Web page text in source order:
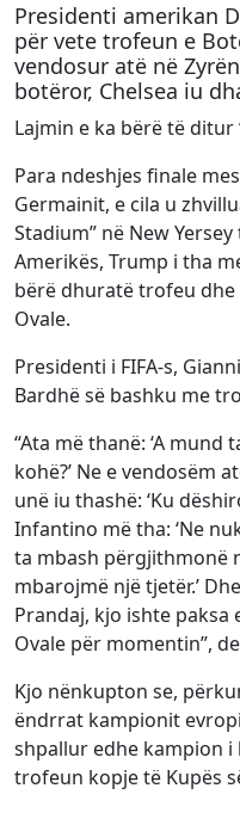
Presidenti amerikan
për vete trofeun e
vendosur atë në
botëror, Chelsea iu
Lajmin e ka bërë të ditur
Para ndeshjes finale
Germainit, e cila u
Stadium” në New
Amerikës, Trump i tha
bërë dhuratë trofeu dhe
Ovale.
Presidenti i FIFA-s,
Bardhë së bashku me
“Ata më thanë: ‘A
kohë?’ Ne e vendosëm
unë iu thashë: ‘Ku
Infantino më tha: ‘Ne
ta mbash përgjithmonë
mbarojmë një tjetër.’
Prandaj, kjo ishte paksa
Ovale për momentin”,
Kjo nënkupton se,
ëndrrat kampionit
shpallur edhe kampion i
trofeun kopje të Kupës